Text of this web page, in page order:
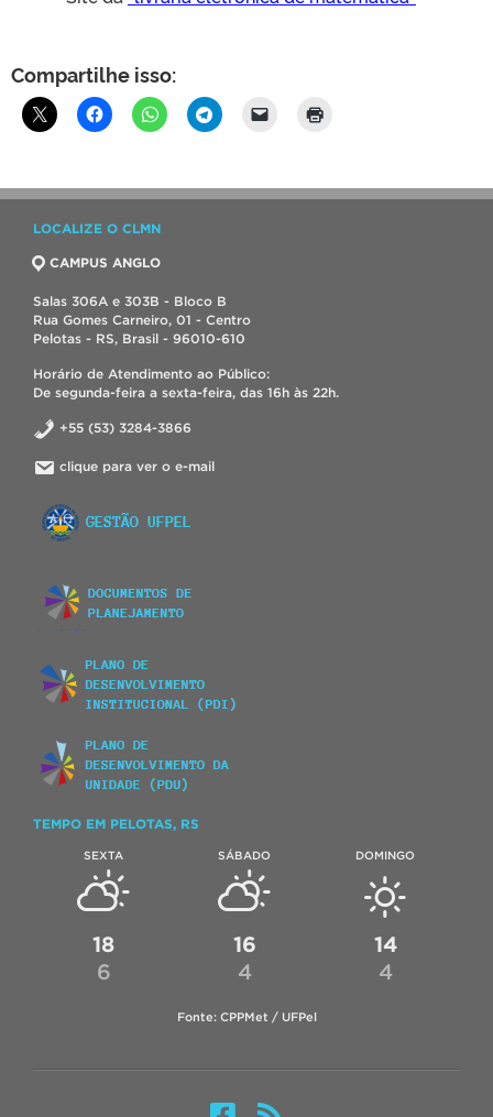
Compartilhe isso:
LOCALIZE O CLMN
CAMPUS ANGLO
Salas 306A e 303B - Bloco B
Rua Gomes Carneiro, 01 - Centro
Pelotas - RS, Brasil - 96010-610
Horário de Atendimento ao Público:
De segunda-feira a sexta-feira, das 16h às 22h.
+55 (53) 3284-3866
clique para ver o e-mail
TEMPO EM PELOTAS, RS
SEXTA
18
6
SÁBADO
16
4
DOMINGO
14
4
Fonte: CPPMet / UFPel